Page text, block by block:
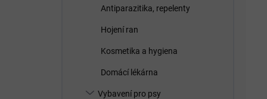
Antiparazitika, repelenty
Hojení ran
Kosmetika a hygiena
Domácí lékárna
Vybavení pro psy